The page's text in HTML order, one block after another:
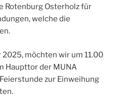
Rotenburg Osterholz für
welche die
2025, möchten wir um 11.00
Haupttor der MUNA
zur Einweihung